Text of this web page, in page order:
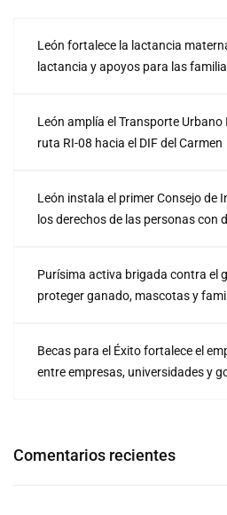
León fortalece la lactancia
lactancia y apoyos para las
León amplía el Transporte
ruta RI-08 hacia el DIF del Carmen
León instala el primer Consejo de
los derechos de las personas con
Purísima activa brigada contra el
proteger ganado, mascotas y
Becas para el Éxito fortalece el
entre empresas, universidades y
Comentarios recientes